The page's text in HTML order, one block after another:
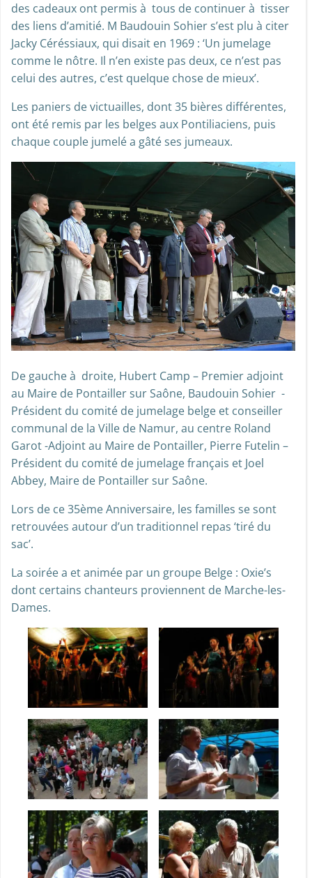
des cadeaux ont permis à tous de continuer à tisser
des liens d’amitié. M Baudouin Sohier s’est plu à citer
Jacky Céréssiaux, qui disait en 1969 : ‘Un jumelage
comme le nôtre. Il n’en existe pas deux, ce n’est pas
celui des autres, c’est quelque chose de mieux’.
Les paniers de victuailles, dont 35 bières différentes,
ont été remis par les belges aux Pontiliaciens, puis
chaque couple jumelé a gâté ses jumeaux.
De gauche à droite, Hubert Camp – Premier adjoint
au Maire de Pontailler sur Saône, Baudouin Sohier -
Président du comité de jumelage belge et conseiller
communal de la Ville de Namur, au centre Roland
Garot -Adjoint au Maire de Pontailler, Pierre Futelin –
Président du comité de jumelage français et Joel
Abbey, Maire de Pontailler sur Saône.
Lors de ce 35ème Anniversaire, les familles se sont
retrouvées autour d’un traditionnel repas ‘tiré du
sac’.
La soirée a et animée par un groupe Belge : Oxie’s
dont certains chanteurs proviennent de Marche-les-
Dames.